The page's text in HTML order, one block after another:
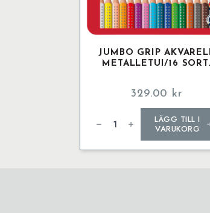
JUMBO GRIP
METALLETUI/16 SORT.
329.00 kr
Akvarell
mängd
LÄGG TILL I
VARUKORG